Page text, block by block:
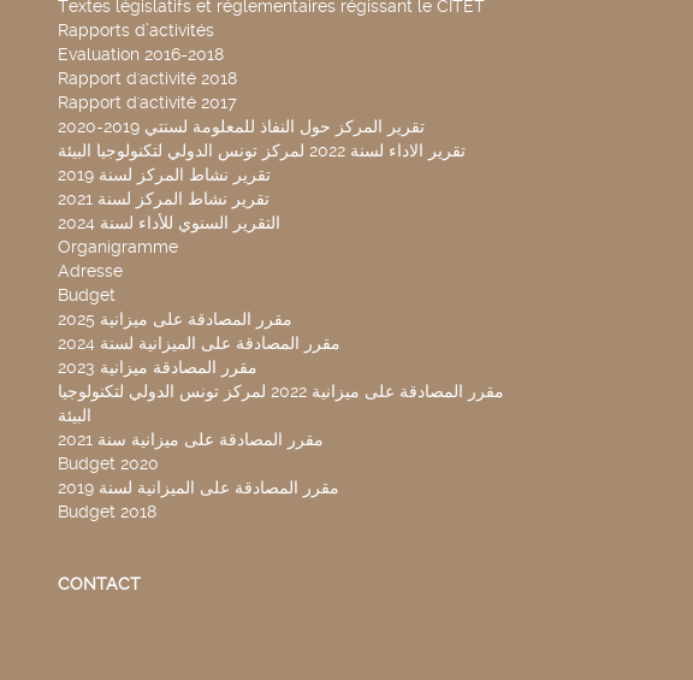
Textes législatifs et réglementaires régissant le CITET
Rapports d’activités
Evaluation 2016-2018
Rapport d'activité 2018
Rapport d'activité 2017
تقرير المركز حول النفاذ للمعلومة لسنتي 2019-2020
تقرير الاداء لسنة 2022 لمركز تونس الدولي لتكنولوجيا البيئة
تقرير نشاط المركز لسنة 2019
تقرير نشاط المركز لسنة 2021
التقرير السنوي للأداء لسنة 2024
Organigramme
Adresse
Budget
2025 مقرر المصادقة على ميزانية
مقرر المصادقة على الميزانية لسنة 2024
مقرر المصادقة ميزانية 2023
مقرر المصادقة على ميزانية 2022 لمركز تونس الدولي لتكنولوجيا
البيئة
مقرر المصادقة على ميزانية سنة 2021
Budget 2020
مقرر المصادقة على الميزانية لسنة 2019
Budget 2018
CONTACT